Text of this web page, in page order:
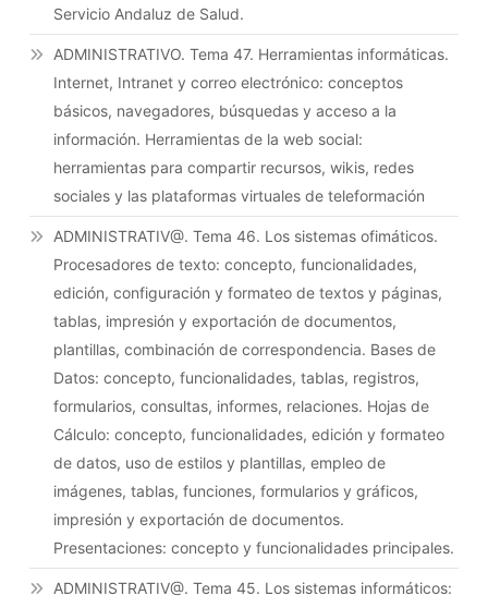
Servicio Andaluz de Salud.
ADMINISTRATIVO. Tema 47. Herramientas informáticas.
Internet, Intranet y correo electrónico: conceptos
básicos, navegadores, búsquedas y acceso a la
información. Herramientas de la web social:
herramientas para compartir recursos, wikis, redes
sociales y las plataformas virtuales de teleformación
ADMINISTRATIV@. Tema 46. Los sistemas ofimáticos.
Procesadores de texto: concepto, funcionalidades,
edición, configuración y formateo de textos y páginas,
tablas, impresión y exportación de documentos,
plantillas, combinación de correspondencia. Bases de
Datos: concepto, funcionalidades, tablas, registros,
formularios, consultas, informes, relaciones. Hojas de
Cálculo: concepto, funcionalidades, edición y formateo
de datos, uso de estilos y plantillas, empleo de
imágenes, tablas, funciones, formularios y gráficos,
impresión y exportación de documentos.
Presentaciones: concepto y funcionalidades principales.
ADMINISTRATIV@. Tema 45. Los sistemas informáticos: